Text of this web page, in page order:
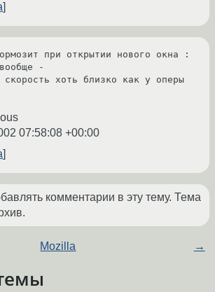
при открытии нового окна :
-
07:58:08 +00:00
комментарии в эту тему. Тема
Mozilla →